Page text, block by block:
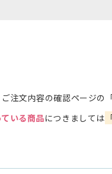
注文内容の確認ページの
いる商品につきましては